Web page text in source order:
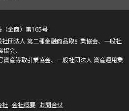
金商）第165号
団法人 第二種金融商品取引業協会、一般社
会、
資産等取引業協会、一般社団法人 資産運用業
社 会社概要 お問合せ